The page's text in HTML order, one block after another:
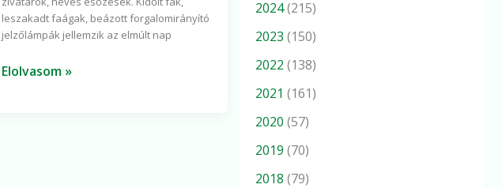
leszakadt faágak, beázott forgalomirányító
jelzőlámpák jellemzik az elmúlt nap
Elolvasom »
2024(215)
2023 (150)
2022 (138)
2021 (161)
2020 (57)
2019 (70)
2018 (79)